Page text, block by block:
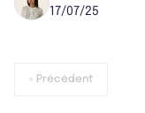
17/07/25
« Précédent